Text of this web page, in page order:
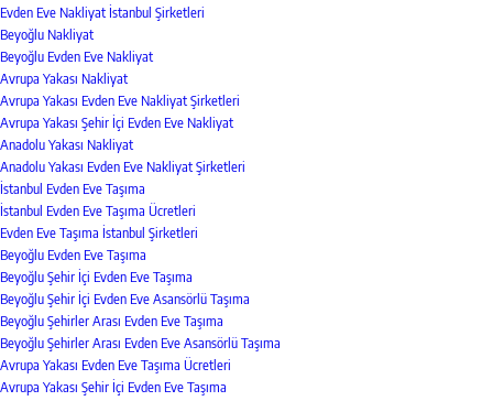
Evden Eve Nakliyat İstanbul Şirketleri
Beyoğlu Nakliyat
Beyoğlu Evden Eve Nakliyat
Avrupa Yakası Nakliyat
Avrupa Yakası Evden Eve Nakliyat Şirketleri
Avrupa Yakası Şehir İçi Evden Eve Nakliyat
Anadolu Yakası Nakliyat
Anadolu Yakası Evden Eve Nakliyat Şirketleri
İstanbul Evden Eve Taşıma
İstanbul Evden Eve Taşıma Ücretleri
Evden Eve Taşıma İstanbul Şirketleri
Beyoğlu Evden Eve Taşıma
Beyoğlu Şehir İçi Evden Eve Taşıma
Beyoğlu Şehir İçi Evden Eve Asansörlü Taşıma
Beyoğlu Şehirler Arası Evden Eve Taşıma
Beyoğlu Şehirler Arası Evden Eve Asansörlü Taşıma
Avrupa Yakası Evden Eve Taşıma Ücretleri
Avrupa Yakası Şehir İçi Evden Eve Taşıma